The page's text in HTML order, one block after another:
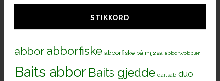
STIKKORD
abborabborfiske abborfiske på mjøsa abborwobbler
Baits abbor Baits gjedde dartsab duo